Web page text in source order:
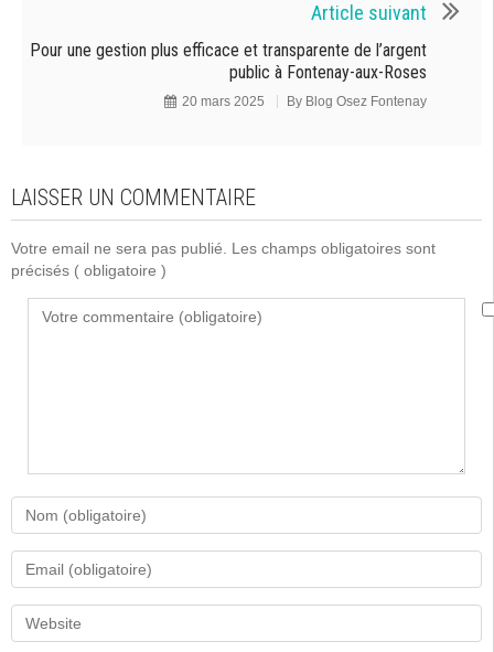
Article suivant
Pour une gestion plus efficace et transparente de l’argent
public à Fontenay-aux-Roses
20 mars 2025 By Blog Osez Fontenay
LAISSER UN COMMENTAIRE
Votre email ne sera pas publié. Les champs obligatoires sont
précisés ( obligatoire )